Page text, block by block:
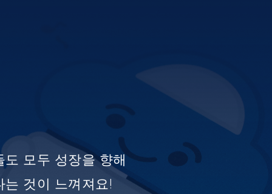
도 모두 성장을 향해
것이 느껴져요!